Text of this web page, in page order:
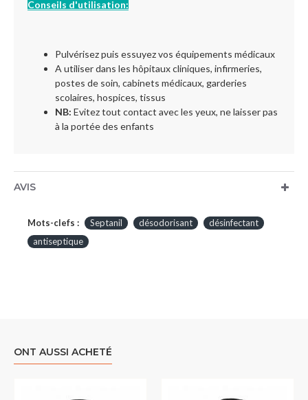
Conseils d'utilisation:
Pulvérisez puis essuyez vos équipements médicaux
A utiliser dans les hôpitaux cliniques, infirmeries,
postes de soin, cabinets médicaux, garderies
scolaires, hospices, tissus
NB: Evitez tout contact avec les yeux, ne laisser pas
à la portée des enfants
AVIS
Mots-clefs : Septanil désodorisant
désinfectant
antiseptique
ONT AUSSI ACHETÉ